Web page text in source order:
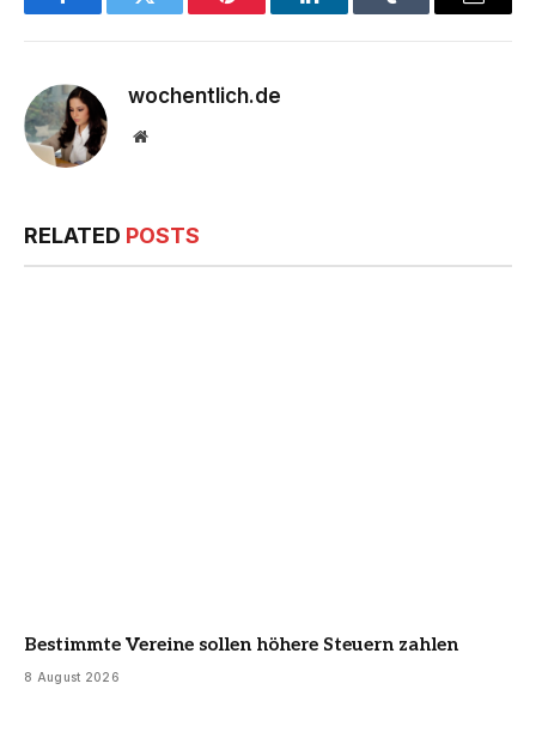
FacebookTwitter Pinterest LinkedInTumblr Email
wochentlich.de
Website
RELATED POSTS
Bestimmte Vereine sollen höhere Steuern zahlen
8 August 2026